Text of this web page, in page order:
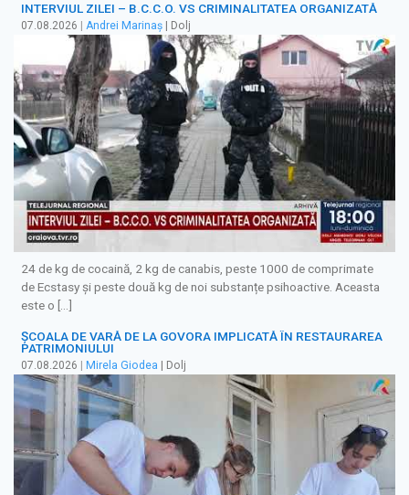
INTERVIUL ZILEI – B.C.C.O. VS CRIMINALITATEA ORGANIZATĂ
07.08.2026 Andrei Marinaș | Dolj
24 de kg de cocaină, 2 kg de canabis, peste 1000 de comprimate
de Ecstasy și peste două kg de noi substanțe psihoactive. Aceasta
este o […]
ȘCOALA DE VARĂ DE LA GOVORA IMPLICATĂ ÎN RESTAURAREA
PATRIMONIULUI
07.08.2026 Mirela Giodea | Dolj